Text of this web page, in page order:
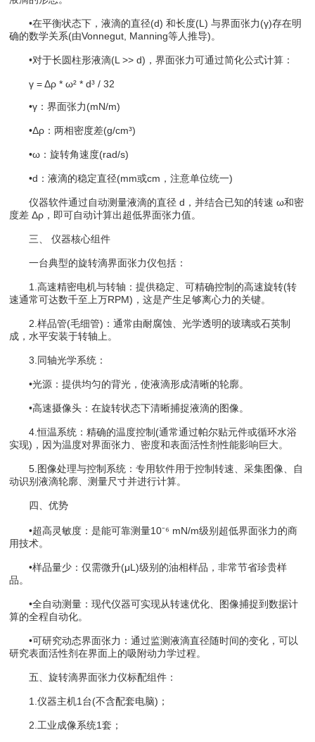
•在平衡状态下，液滴的​​直径(d)​​ 和​​长度(L)​​ 与界面张力(γ)存在明
确的数学关系(由Vonnegut, Manning等人推导)。
•对于​​长圆柱形液滴(L >> d)​​，界面张力可通过简化公式计算：
​​γ = Δρ * ω² * d³ / 32​​
•γ：界面张力(mN/m)
•Δρ：两相密度差(g/cm³)
•ω：旋转角速度(rad/s)
•d：液滴的稳定直径(mm或cm，注意单位统一)
仪器软件通过自动测量液滴的直径 d，并结合已知的转速 ω和密
度差 Δρ，即可自动计算出超低界面张力值。
​​三、 仪器核心组件​​
一台典型的旋转滴界面张力仪包括：
1.高速精密电机与转轴​​：提供稳定、可精确控制的高速旋转(转
速通常可达数千至上万RPM)，这是产生足够离心力的关键。
2.样品管(毛细管)​​：通常由耐腐蚀、光学透明的玻璃或石英制
成，水平安装于转轴上。
3.同轴光学系统​​：
•光源​​：提供均匀的背光，使液滴形成清晰的轮廓。
•高速摄像头​​：在旋转状态下清晰捕捉液滴的图像。
4.恒温系统​​：精确的温度控制(通常通过帕尔贴元件或循环水浴
实现)，因为温度对界面张力、密度和表面活性剂性能影响巨大。
5.​​图像处理与控制系统​​：专用软件用于控制转速、采集图像、自
动识别液滴轮廓、测量尺寸并进行计算。
​​四、优势​
•​​超高灵敏度​​：是能可靠测量​​10⁻⁶ mN/m​​级别超低界面张力的商
用技术。
•​​样品量少​​：仅需微升(μL)级别的油相样品，非常节省珍贵样
品。
•全自动测量​​：现代仪器可实现从转速优化、图像捕捉到数据计
算的全程自动化。
•可研究动态界面张力​​：通过监测液滴直径随时间的变化，可以
研究表面活性剂在界面上的吸附动力学过程。
五、旋转滴界面张力仪标配组件：
1.仪器主机1台(不含配套电脑)；
2.工业成像系统1套；